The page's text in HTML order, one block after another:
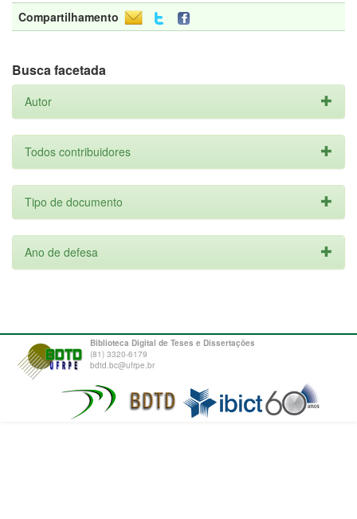
Compartilhamento
Busca facetada
Autor
Todos contribuidores
Tipo de documento
Ano de defesa
Biblioteca Digital de Teses e Dissertações
(81) 3320-6179
bdtd.bc@ufrpe.br